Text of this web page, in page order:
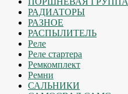
РАДИАТОРЫ
РАЗНОЕ
РАСПЫЛИТЕЛЬ
Реле
Реле стартера
Ремкомплект
Ремни
САЛЬНИКИ